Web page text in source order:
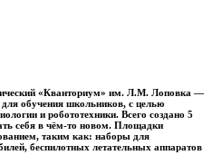
«Кванториум» им. Л.М. Лоповка —
для обучения школьников, с целью
и робототехники. Всего создано 5
себя в чём-то новом. Площадки
таким как: наборы для
беспилотных летательных аппаратов